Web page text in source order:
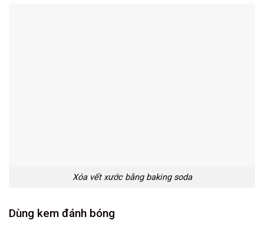
Xóa vết xước bằng baking soda
Dùng kem đánh bóng